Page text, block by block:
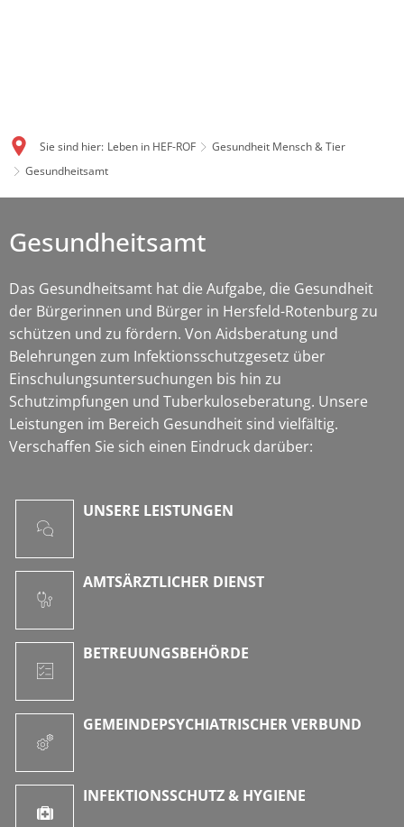
Sie sind hier: Leben in HEF-ROF
Gesundheit Mensch & Tier
Gesundheitsamt
Gesundheitsamt
Das Gesundheitsamt hat die Aufgabe, die Gesundheit
der Bürgerinnen und Bürger in Hersfeld-Rotenburg zu
schützen und zu fördern. Von Aidsberatung und
Belehrungen zum Infektionsschutzgesetz über
Einschulungsuntersuchungen bis hin zu
Schutzimpfungen und Tuberkuloseberatung. Unsere
Leistungen im Bereich Gesundheit sind vielfältig.
Verschaffen Sie sich einen Eindruck darüber:
UNSERE LEISTUNGEN
AMTSÄRZTLICHER DIENST
BETREUUNGSBEHÖRDE
GEMEINDEPSYCHIATRISCHER VERBUND
INFEKTIONSSCHUTZ & HYGIENE